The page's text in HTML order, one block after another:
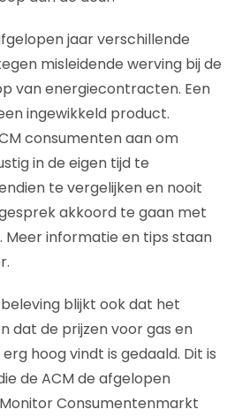
jaar verschillende
misleidende werving bij de
van energiecontracten. Een
ingewikkeld product.
consumenten aan om
in de eigen tijd te
te vergelijken en nooit
akkoord te gaan met
informatie en tips staan
blijkt ook dat het
dat de prijzen voor gas en
hoog vindt is gedaald. Dit is
de ACM de afgelopen
Consumentenmarkt